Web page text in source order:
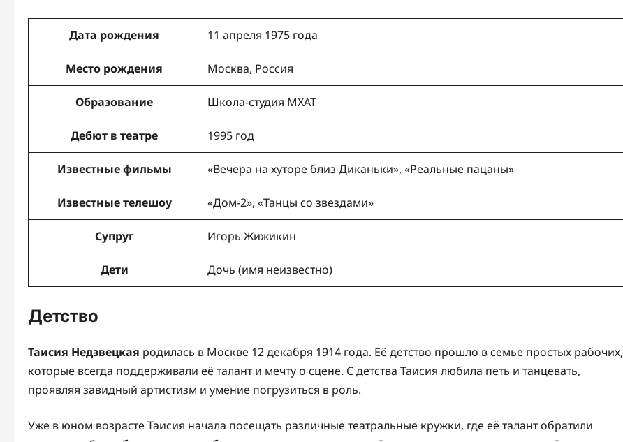
Дата рождения 11 апреля 1975 года
Место рождения Москва, Россия
Образование Школа-студия МХАТ
Дебют в театре 1995 год
Известные фильмы «Вечера на хуторе близ Диканьки», «Реальные пацаны»
Известные телешоу «Дом-2», «Танцы со звездами»
Супруг Игорь Жижикин
Дети Дочь (имя неизвестно)
Детство
Таисия Недзвецкая родилась в Москве 12 декабря 1914 года. Её детство прошло в семье простых рабочих,
которые всегда поддерживали её талант и мечту о сцене. С детства Таисия любила петь и танцевать,
проявляя завидный артистизм и умение погрузиться в роль.
Уже в юном возрасте Таисия начала посещать различные театральные кружки, где её талант обратили